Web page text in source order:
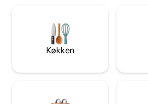
- Fire soveværelser med eget
badeværelse - Smart-TV - Fuldt udstyret
med basisting - Daglig rengøring -
Concierge-service (rundvisninger,
Køkken